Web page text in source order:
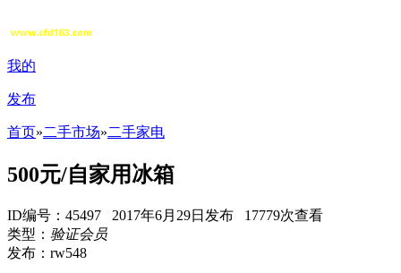
我的
发布
首页»二手市场»二手家电
500元/自家用冰箱
ID编号：45497 2017年6月29日发布 17779次查看
类型： 验证会员
发布：rw548